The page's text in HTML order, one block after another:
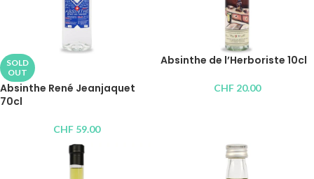
SOLD
OUT
Absinthe René Jeanjaquet
70cl
CHF 59.00
Absinthe de l’Herboriste 10cl
CHF 20.00